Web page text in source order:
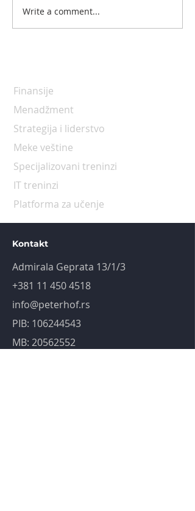
Write a comment...
Finansije
Menadžment
Strategija i liderstvo
Meke veštine
Specijalizovani treninzi
IT treninzi
Platforma za učenje
Kontakt
Admirala Geprata 13/1/3
+381 11 450 4518
info@peterhof.rs
PIB: 106244543
MB: 20562552